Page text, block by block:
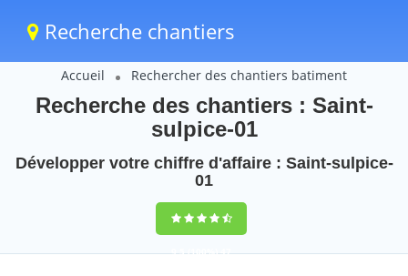
Recherche chantiers
Accueil Rechercher des chantiers batiment
Recherche des chantiers : Saint-
sulpice-01
Développer votre chiffre d'affaire : Saint-sulpice-
01
9,5(100%)47